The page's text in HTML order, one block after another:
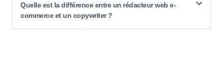
Quelle est la différence entre un rédacteur web e-
commerce et un copywriter ?